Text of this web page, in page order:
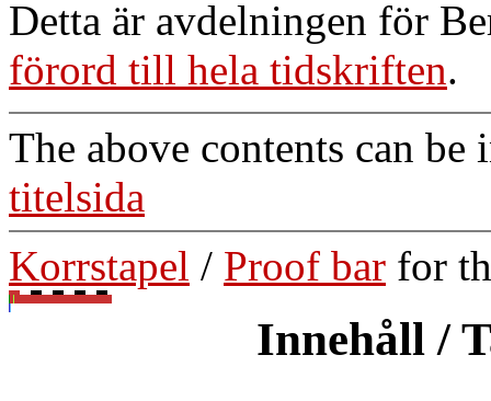
Detta är avdelningen för
förord till hela tidskriften.
The above contents can be
titelsida
Korrstapel / Proof bar for
Innehåll /